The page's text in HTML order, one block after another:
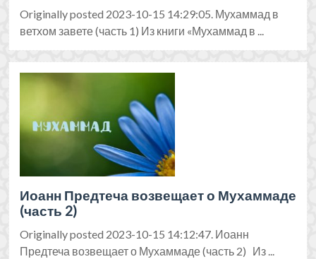
Originally posted 2023-10-15 14:29:05. Мухаммад в
ветхом завете (часть 1) Из книги «Мухаммад в ...
Иоанн Предтеча возвещает о Мухаммаде
(часть 2)
Originally posted 2023-10-15 14:12:47. Иоанн
Предтеча возвещает о Мухаммаде (часть 2) Из ...